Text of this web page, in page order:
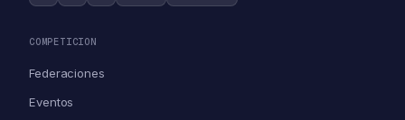
COMPETICION
Federaciones
Eventos